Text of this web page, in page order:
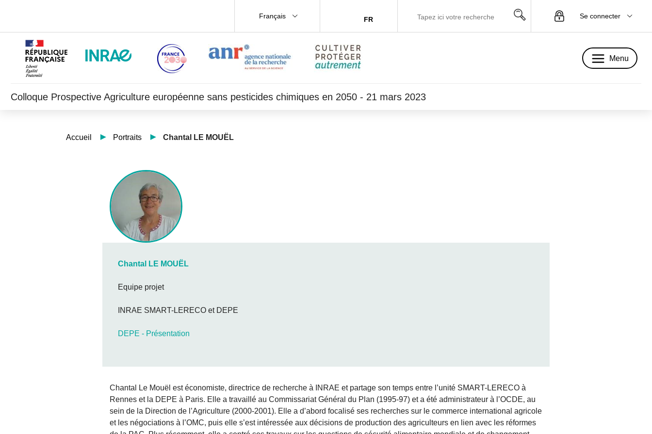
Français FR Se connecter
Menu
Colloque Prospective Agriculture européenne sans pesticides chimiques en 2050 - 21 mars 2023
Accueil Portraits Chantal LE MOUËL
Chantal LE MOUËL
Equipe projet
INRAE SMART-LERECO et DEPE
DEPE - Présentation
Chantal Le Mouël est économiste, directrice de recherche à INRAE et partage son temps entre l’unité SMART-LERECO à
Rennes et la DEPE à Paris. Elle a travaillé au Commissariat Général du Plan (1995-97) et a été administrateur à l’OCDE, au
sein de la Direction de l’Agriculture (2000-2001). Elle a d’abord focalisé ses recherches sur le commerce international agricole
et les négociations à l’OMC, puis elle s’est intéressée aux décisions de production des agriculteurs en lien avec les réformes